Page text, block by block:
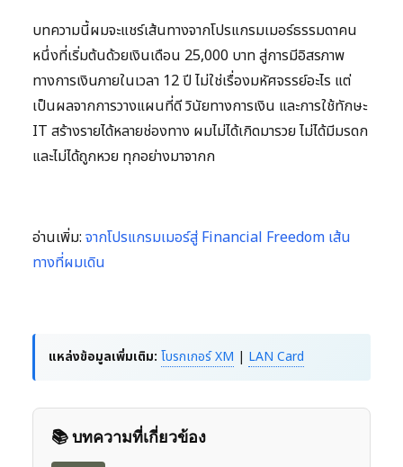
บทความนี้ผมจะแชร์เส้นทางจากโปรแกรมเมอร์ธรรมดาคน
หนึ่งที่เริ่มต้นด้วยเงินเดือน 25,000 บาท สู่การมีอิสรภาพ
ทางการเงินภายในเวลา 12 ปี ไม่ใช่เรื่องมหัศจรรย์อะไร แต่
เป็นผลจากการวางแผนที่ดี วินัยทางการเงิน และการใช้ทักษะ
IT สร้างรายได้หลายช่องทาง ผมไม่ได้เกิดมารวย ไม่ได้มีมรดก
และไม่ได้ถูกหวย ทุกอย่างมาจากก
อ่านเพิ่ม: จากโปรแกรมเมอร์สู่ Financial Freedom เส้น
ทางที่ผมเดิน
แหล่งข้อมูลเพิ่มเติม: โบรกเกอร์ XM | LAN Card
📚 บทความที่เกี่ยวข้อง